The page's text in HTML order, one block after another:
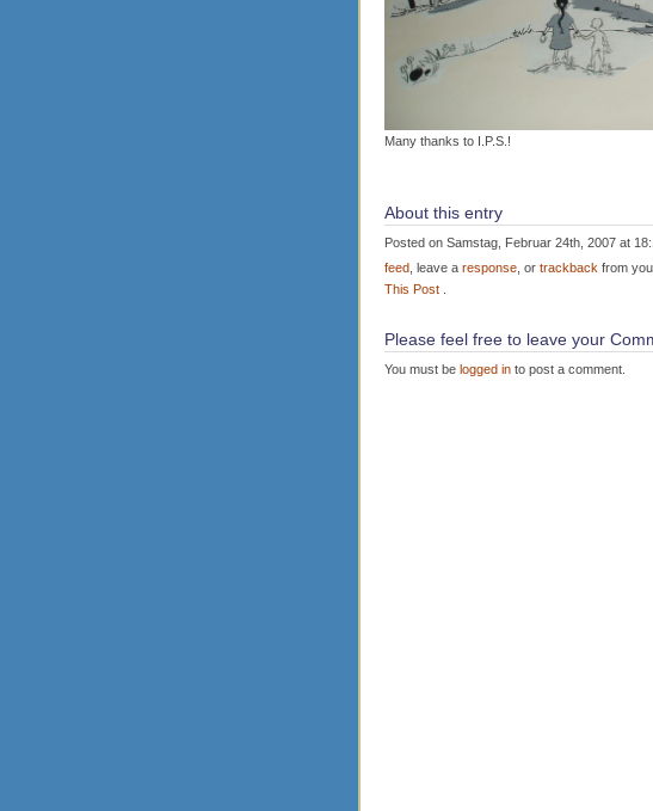
Many thanks to I.P.S.!
About this entry
Posted on Samstag, Februar 24th, 2007 at
feed , leave a response , or trackback from
This Post
Please feel free to leave your
You must be logged in to post a comment.